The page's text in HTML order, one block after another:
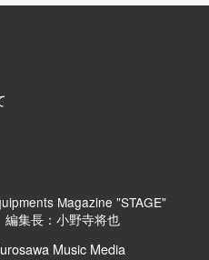
Magazine "STAGE"
集長：小野寺将也
Music Media